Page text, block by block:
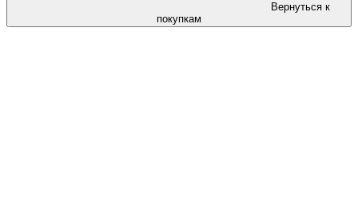
Вернуться к
покупкам